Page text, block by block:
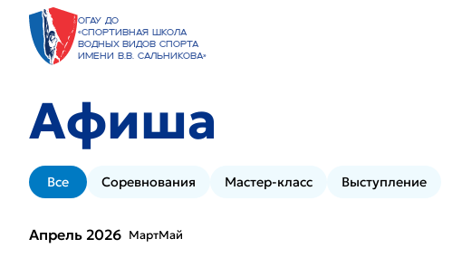
ОГАУ ДО
«Спортивная школа
водных видов спорта
имени В.В. Сальникова»
Афиша
Все Соревнования Мастер-класс Выступление
Апрель 2026 МартМай